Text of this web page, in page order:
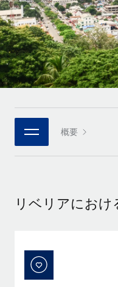
Remote統合
人事機能をワークフ
プラットフォーム
チームのための人事
接続 新しい
当社のMCPを使用し
統合
基本的なビジネスツ
サービス
バックグラウンドチ
候補者の選考プロセスを
ミッドマーケット
カスタマイズされた
企業
大企業向けのグロー
パートナーに登録
戦略的テクノロジ
グローバルな人事機
Remote Build 近
活用事例
リサーチおよびガイド
活用事例
HR用語集
チェックリストおよび
職務内容ライブラリ
ウェビナー
イベント
給与・人材情報
サポートを依頼する
すべてのリソースを表示
Español
Italiano
Português (Portugal)
日本語
한국어 概要
リベリアにおけ